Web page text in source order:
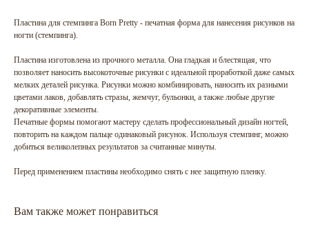
Пластина для стемпинга Born Pretty - печатная форма для нанесения рисунков на
ногти (стемпинга).
Пластина изготовлена из прочного металла. Она гладкая и блестящая, что
позволяет наносить высокоточные рисунки с идеальной проработкой даже самых
мелких деталей рисунка. Рисунки можно комбинировать, наносить их разными
цветами лаков, добавлять стразы, жемчуг, бульонки, а также любые другие
декоративные элементы.
Печатные формы помогают мастеру сделать профессиональный дизайн ногтей,
повторить на каждом пальце одинаковый рисунок. Используя стемпинг, можно
добиться великолепных результатов за считанные минуты.
Перед применением пластины необходимо снять с нее защитную пленку.
Вам также может понравиться